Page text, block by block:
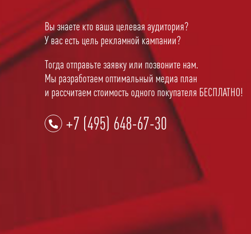
Вы знаете кто ваша целевая аудитория?
У вас есть цель рекламной кампании?
Тогда отправьте заявку или позвоните нам.
Мы разработаем оптимальный медиа план
и рассчитаем стоимость одного покупателя БЕСПЛАТНО!
+7 (495) 648-67-30